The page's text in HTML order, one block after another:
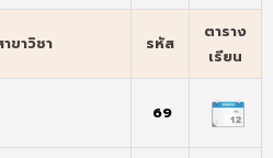
าขาวิชา รหัส
ตาราง
เรียน
69